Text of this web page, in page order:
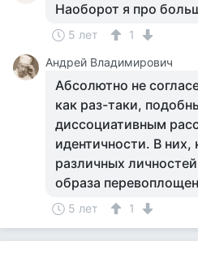
Наоборот я про
5 лет
1
Андрей Владимирович
Абсолютно не
как раз-таки,
диссоциативным
идентичности. В
различных
образа
5 лет 1